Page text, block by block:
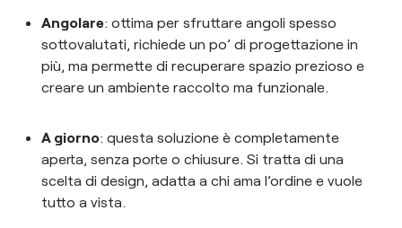
Angolare: ottima per sfruttare angoli spesso
sottovalutati, richiede un po’ di progettazione in
più, ma permette di recuperare spazio prezioso e
creare un ambiente raccolto ma funzionale.
A giorno: questa soluzione è completamente
aperta, senza porte o chiusure. Si tratta di una
scelta di design, adatta a chi ama l’ordine e vuole
tutto a vista.